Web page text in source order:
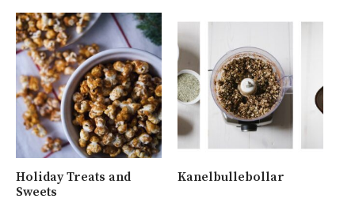
Holiday Treats and
Sweets
Kanelbullebollar